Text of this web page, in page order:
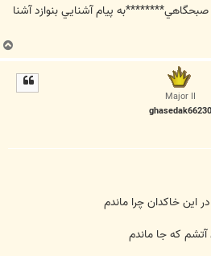
پيام آشنايي بنوازد آشنا
ب
ا
Major II
ghasedak66230
خاکدان چرا ماندم
که جا ماندم